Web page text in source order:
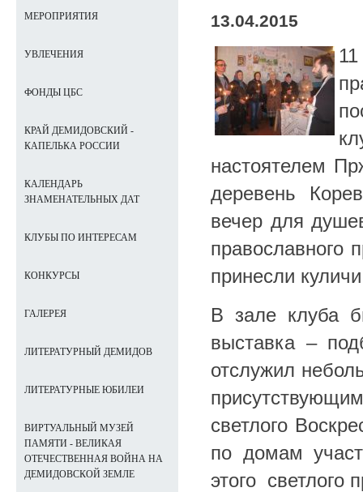
13.04.2015
настоятелем
деревень
вечер для
православного
принесли
В зале клуба
выставка –
отслужил
светлого
по домам
этого светлого
МЕРОПРИЯТИЯ
УВЛЕЧЕНИЯ
ФОНДЫ ЦБС
КРАЙ ДЕМИДОВСКИЙ -
КАПЕЛЬКА РОССИИ
КАЛЕНДАРЬ
ЗНАМЕНАТЕЛЬНЫХ ДАТ
КЛУБЫ ПО ИНТЕРЕСАМ
КОНКУРСЫ
ГАЛЕРЕЯ
ЛИТЕРАТУРНЫЙ ДЕМИДОВ
ЛИТЕРАТУРНЫЕ ЮБИЛЕИ
ВИРТУАЛЬНЫЙ МУЗЕЙ
ПАМЯТИ - ВЕЛИКАЯ
ОТЕЧЕСТВЕННАЯ ВОЙНА НА
ДЕМИДОВСКОЙ ЗЕМЛЕ